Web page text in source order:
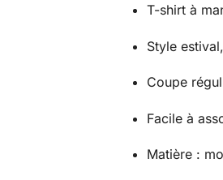
T-shirt à
Style
Coupe
Facile à
Matière :